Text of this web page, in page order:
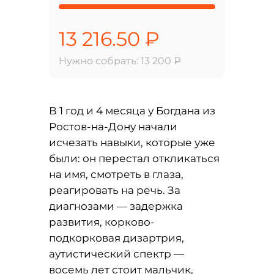
13 216.50 ₽
Нужно собрать: 13 200 ₽
В 1 год и 4 месяца у Богдана из
Ростов-на-Дону начали
исчезать навыки, которые уже
были: он перестал откликаться
на имя, смотреть в глаза,
реагировать на речь. За
диагнозами — задержка
развития, корково-
подкорковая дизартрия,
аутистический спектр —
восемь лет стоит мальчик,